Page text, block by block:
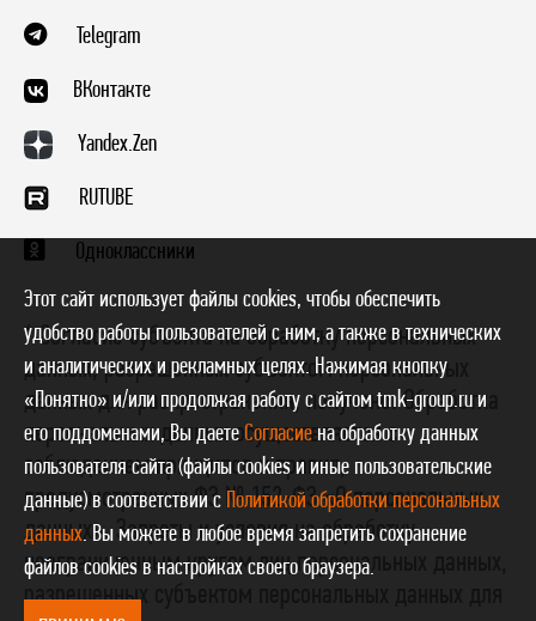
Telegram
ВКонтакте
Yandex.Zen
RUTUBE
Одноклассники
* Согласие субъекта на обработку персональных
данных, разрешенных субъектом персональных
данных для распространения, получено. Обработка
персональных данных осуществляется с
соблюдением принципов и правил,
предусмотренных ФЗ № 152-ФЗ «О персональных
данных». Запреты и условия на обработку
неограниченным кругом лиц персональных данных,
разрешенных субъектом персональных данных для
Этот сайт использует файлы cookies, чтобы обеспечить
удобство работы пользователей с ним, а также в технических
и аналитических и рекламных целях. Нажимая кнопку
«Понятно» и/или продолжая работу с сайтом tmk-group.ru и
его поддоменами, Вы даете Согласие на обработку данных
пользователя сайта (файлы cookies и иные пользовательские
данные) в соответствии с Политикой обработки персональных
данных. Вы можете в любое время запретить сохранение
файлов cookies в настройках своего браузера.